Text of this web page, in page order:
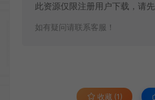
此资源仅限注册用户下载，请先
如有疑问请联系客服！
收藏 (1)